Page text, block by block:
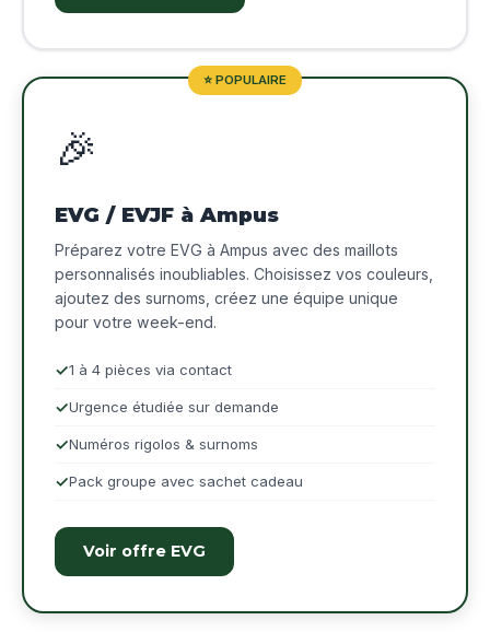
⭐ POPULAIRE
🎉
EVG / EVJF à Ampus
Préparez votre EVG à Ampus avec des maillots
personnalisés inoubliables. Choisissez vos couleurs,
ajoutez des surnoms, créez une équipe unique
pour votre week-end.
1 à 4 pièces via contact
Urgence étudiée sur demande
Numéros rigolos & surnoms
Pack groupe avec sachet cadeau
Voir offre EVG